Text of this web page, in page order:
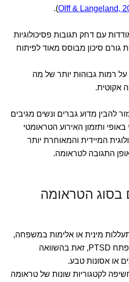
Olff & Langeland,
).
עם דחק תגובות פסיכולוגיות
גורם סיכון מבוסס מאוד לפיתוח
על רמות גבוהות יותר של מה
אקוטית.
להבין מדוע גברים ונשים מגיבים
ותזמון האירוע הטראומטי
המיידית והמאוחרת יותר
התגובה לטראומה.
בסוג הטראומה
מינית או אלימות במשפחה,
קשורים בסיכון גבוה יותר לפתח PTSD, זאת בהשוואה
או אסונות טבע.
לקטגוריות שונות של טראומה